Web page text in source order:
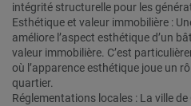
intégrité structurelle pour les
Esthétique et valeur immobilière :
améliore l’aspect esthétique d’un
valeur immobilière. C’est
où l’apparence esthétique joue un
quartier.
Réglementations locales : La ville